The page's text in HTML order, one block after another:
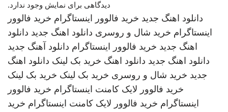
دیدگاهی برای نمایش وجود ندارد.
دانلود اهنگ جدید خرید فالوور اینستاگرام خرید فالوور
اینستاگرام خرید شال و روسری دانلود اهنگ جدید دانلود
اهنگ جدید خرید فالوور اینستاگرام دانلود آهنگ جدید
دانلود اهنگ جدید دانلود اهنگ خرید بک لینک دانلود اهنگ
جدید خرید شال و روسری خرید بک لینک خرید بک لینک
خرید فالوور لایک کامنت اینستاگرام خرید فالوور
اینستاگرام خرید فالوور لایک کامنت اینستاگرام خرید